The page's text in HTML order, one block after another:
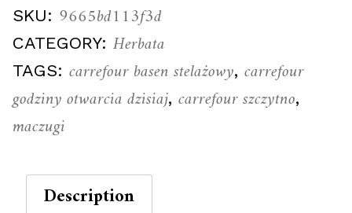
SKU: 9665bd113f3d
CATEGORY: Herbata
TAGS: carrefour basen stelażowy, carrefour
godziny otwarcia dzisiaj, carrefour szczytno,
maczugi
Description